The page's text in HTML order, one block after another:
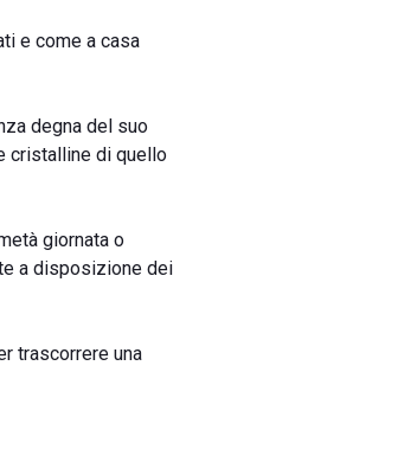
e come a casa
degna del suo
cristalline di quello
giornata o
a disposizione dei
trascorrere una